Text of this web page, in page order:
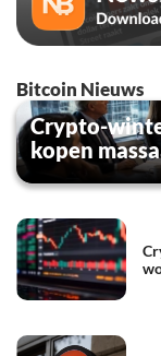
Bitcoin Nieuws
Crypto-
kopen